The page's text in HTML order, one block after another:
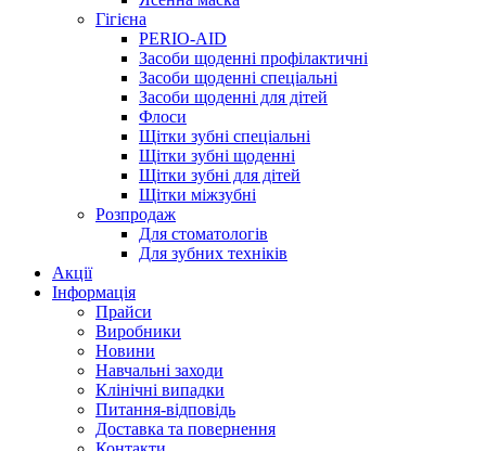
Гігієна
PERIO-AID
Засоби щоденні профілактичні
Засоби щоденні спеціальні
Засоби щоденні для дітей
Флоси
Щітки зубні спеціальні
Щітки зубні щоденні
Щітки зубні для дітей
Щітки міжзубні
Розпродаж
Для стоматологів
Для зубних техніків
Акції
Інформація
Прайси
Виробники
Новини
Навчальні заходи
Клінічні випадки
Питання-відповідь
Доставка та повернення